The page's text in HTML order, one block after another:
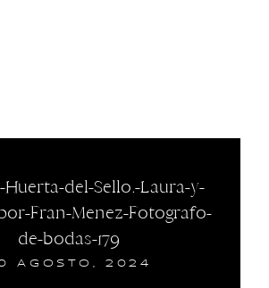
Huerta-del-Sello.-Laura-y-
Fran-Menez-Fotografo-
de-bodas-179
AGOSTO, 2024